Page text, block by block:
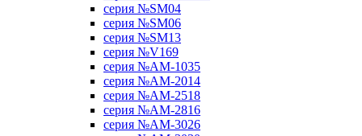
серия №SM04
серия №SM06
серия №SM13
серия №V169
серия №АМ-1035
серия №АМ-2014
серия №АМ-2518
серия №АМ-2816
серия №АМ-3026